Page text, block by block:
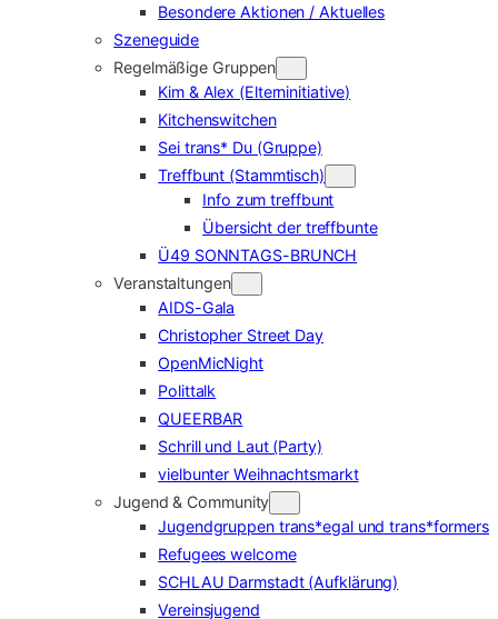
Besondere Aktionen / Aktuelles
Szeneguide
Regelmäßige Gruppen
Kim & Alex (Elterninitiative)
Kitchenswitchen
Sei trans* Du (Gruppe)
Treffbunt (Stammtisch)
Info zum treffbunt
Übersicht der treffbunte
Ü49 SONNTAGS-BRUNCH
Veranstaltungen
AIDS-Gala
Christopher Street Day
OpenMicNight
Polittalk
QUEERBAR
Schrill und Laut (Party)
vielbunter Weihnachtsmarkt
Jugend & Community
Jugendgruppen trans*egal und trans*formers
Refugees welcome
SCHLAU Darmstadt (Aufklärung)
Vereinsjugend